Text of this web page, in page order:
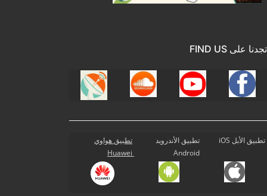
تجدنا على FIND US
تطبيق الأبل iOS
تطبيق الأندرويد
Android
تطبيق هواوي